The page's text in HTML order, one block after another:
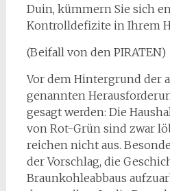
Duin, kümmern Sie sich
Kontrolldefizite in Ihrem
(Beifall von den PIRATEN)
Vor dem Hintergrund der
genannten
gesagt werden: Die
von Rot-Grün sind zwar
reichen nicht aus.
der Vorschlag, die
Braunkohleabbaus